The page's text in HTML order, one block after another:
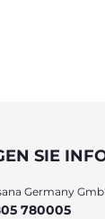
SIE
Germany
780005